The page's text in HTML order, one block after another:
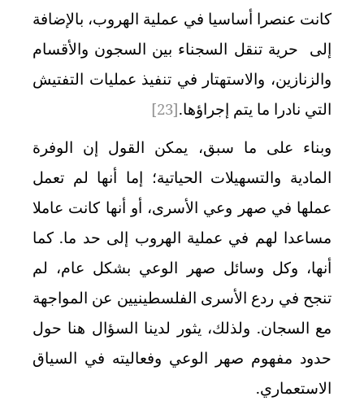
كانت عنصرا أساسيا في عملية الهروب، بالإضافة
إلى حرية تنقل السجناء بين السجون والأقسام
والزنازين، والاستهتار في تنفيذ عمليات التفتيش
التي نادرا ما يتم إجراؤها.[23]
وبناء على ما سبق، يمكن القول إن الوفرة
المادية والتسهيلات الحياتية؛ إما أنها لم تعمل
عملها في صهر وعي الأسرى، أو أنها كانت عاملا
مساعدا لهم في عملية الهروب إلى حد ما. كما
أنها، وكل وسائل صهر الوعي بشكل عام، لم
تنجح في ردع الأسرى الفلسطينيين عن المواجهة
مع السجان. ولذلك، يثور لدينا السؤال هنا حول
حدود مفهوم صهر الوعي وفعاليته في السياق
الاستعماري.